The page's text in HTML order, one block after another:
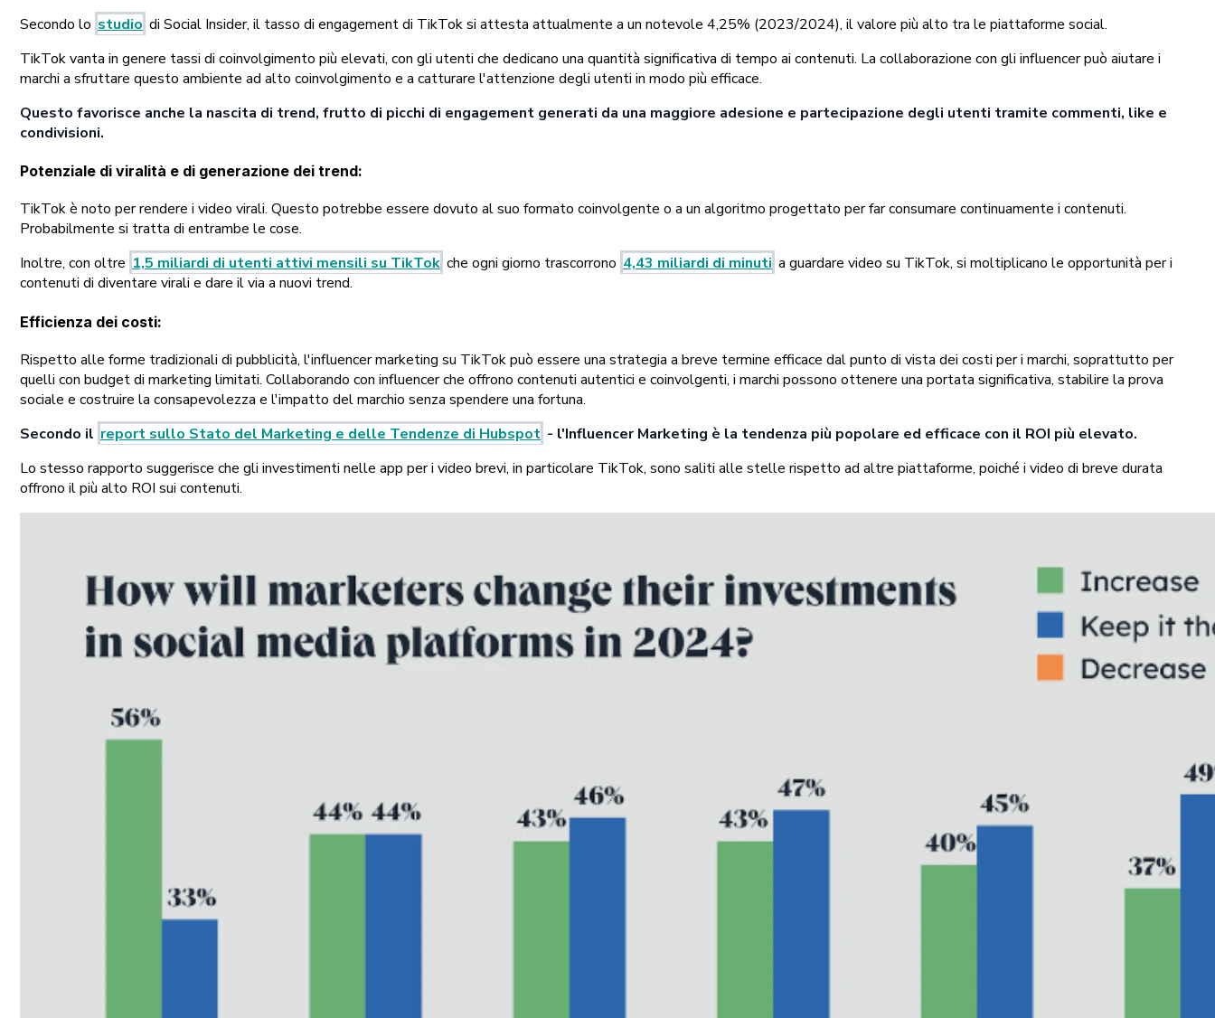
Secondo lo studio di Social Insider, il tasso di engagement di TikTok si attesta attualmente a un notevole 4,25% (2023/2024), il valore più alto tra le piattaforme social.
TikTok vanta in genere tassi di coinvolgimento più elevati, con gli utenti che dedicano una quantità significativa di tempo ai contenuti. La collaborazione con gli influencer può aiutare i
marchi a sfruttare questo ambiente ad alto coinvolgimento e a catturare l'attenzione degli utenti in modo più efficace.
Questo favorisce anche la nascita di trend, frutto di picchi di engagement generati da una maggiore adesione e partecipazione degli utenti tramite commenti, like e
condivisioni.
Potenziale di viralità e di generazione dei trend:
TikTok è noto per rendere i video virali. Questo potrebbe essere dovuto al suo formato coinvolgente o a un algoritmo progettato per far consumare continuamente i contenuti.
Probabilmente si tratta di entrambe le cose.
Inoltre, con oltre 1,5 miliardi di utenti attivi mensili su TikTok che ogni giorno trascorrono 4,43 miliardi di minuti a guardare video su TikTok, si moltiplicano le opportunità per i
contenuti di diventare virali e dare il via a nuovi trend.
Efficienza dei costi:
Rispetto alle forme tradizionali di pubblicità, l'influencer marketing su TikTok può essere una strategia a breve termine efficace dal punto di vista dei costi per i marchi, soprattutto per
quelli con budget di marketing limitati. Collaborando con influencer che offrono contenuti autentici e coinvolgenti, i marchi possono ottenere una portata significativa, stabilire la prova
sociale e costruire la consapevolezza e l'impatto del marchio senza spendere una fortuna.
Secondo il report sullo Stato del Marketing e delle Tendenze di Hubspot - l'Influencer Marketing è la tendenza più popolare ed efficace con il ROI più elevato.
Lo stesso rapporto suggerisce che gli investimenti nelle app per i video brevi, in particolare TikTok, sono saliti alle stelle rispetto ad altre piattaforme, poiché i video di breve durata
offrono il più alto ROI sui contenuti.